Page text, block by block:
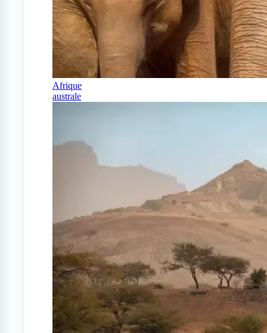
Afrique
australe